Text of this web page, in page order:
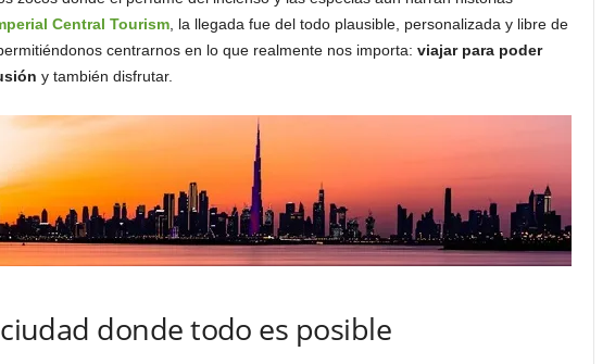
Central Tourism, la llegada fue del todo plausible, personalizada y libre de
centrarnos en lo que realmente nos importa: viajar para poder
y también disfrutar.
donde todo es posible